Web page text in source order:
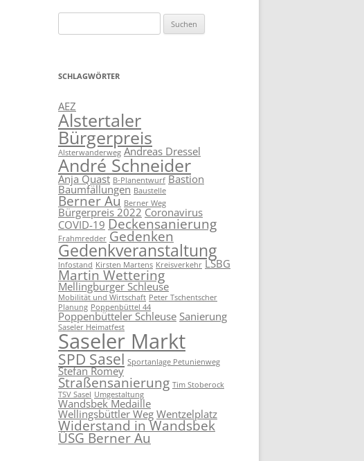
nach:
SCHLAGWÖRTER
AEZ
Alstertaler
Bürgerpreis
Alsterwanderweg Andreas Dressel
André Schneider
Anja Quast B-Planentwurf Bastion
Baumfällungen Baustelle
Berner Au Berner Weg
Bürgerpreis 2022Coronavirus
COVID-19 Deckensanierung
Frahmredder Gedenken
Gedenkveranstaltung
Infostand Kirsten Martens Kreisverkehr LSBG
Martin Wettering
Mellingburger Schleuse
Mobilität und Wirtschaft Peter Tschentscher
Planung Poppenbüttel 44
Poppenbütteler Schleuse Sanierung
Saseler Heimatfest
Saseler Markt
SPD Sasel Sportanlage Petunienweg
Stefan Romey
Straßensanierung Tim Stoberock
TSV Sasel Umgestaltung
Wandsbek Medaille
Wellingsbüttler WegWentzelplatz
Widerstand in Wandsbek
ÜSG Berner Au